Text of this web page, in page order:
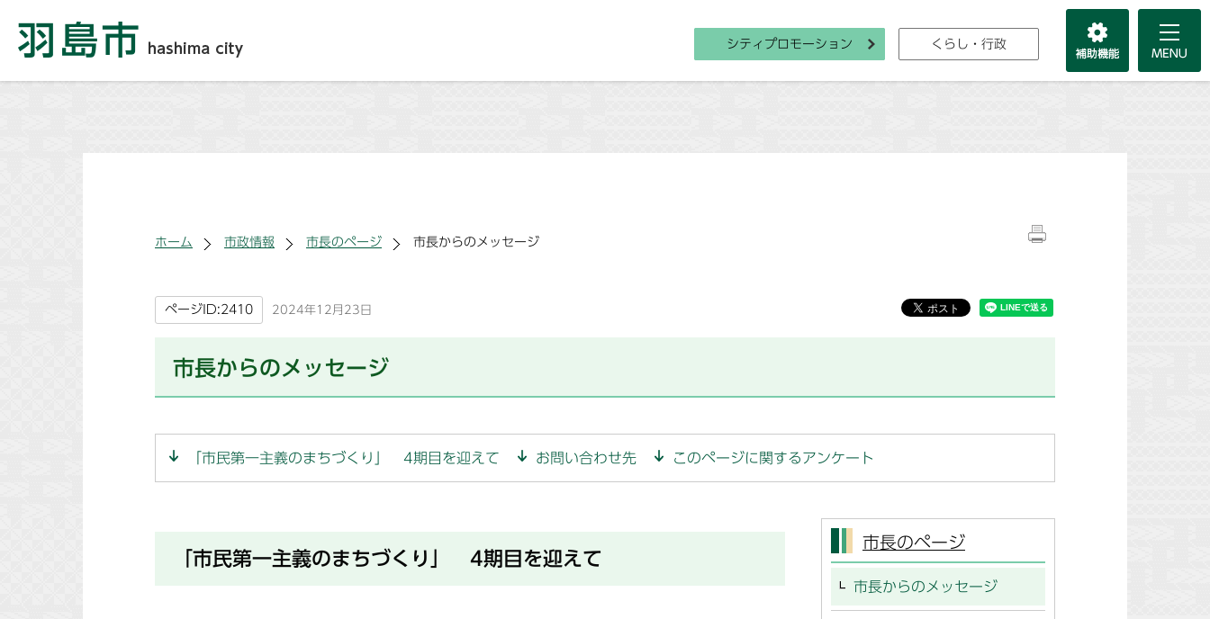
シティプロモーション くらし・行政
ホーム 市政情報 市長のページ 市長からのメッセージ
ページID:2410 2024年12月23日
市長からのメッセージ
「市民第一主義のまちづくり」 4期目を迎えて お問い合わせ先 このページに関するアンケート
「市民第一主義のまちづくり」 4期目を迎えて
市長のページ
市長からのメッセージ